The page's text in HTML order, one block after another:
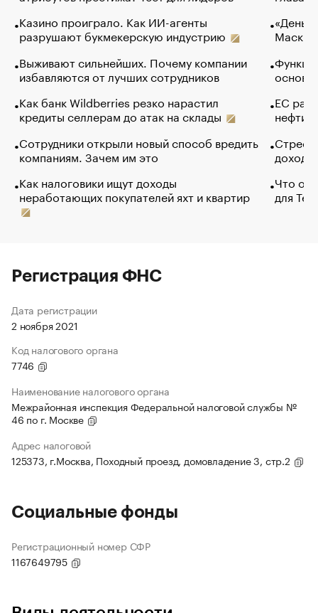
Казино проиграло. Как ИИ-агенты
разрушают букмекерскую индустрию
Выживают сильнейших. Почему компании
избавляются от лучших сотрудников
Как банк Wildberries резко нарастил
кредиты селлерам до атак на склады
Сотрудники открыли новый способ вредить
компаниям. Зачем им это
Как налоговики ищут доходы
неработающих покупателей яхт и квартир
Маск в
основ
ЕС
нефти
Что
для
Регистрация ФНС
Дата регистрации
2 ноября 2021
Код налогового органа
7746
Наименование налогового органа
Межрайонная инспекция Федеральной налоговой службы №
46 по г. Москве
Адрес налоговой
125373, г.Москва, Походный проезд, домовладение 3, стр.2
Социальные фонды
Регистрационный номер СФР
1167649795